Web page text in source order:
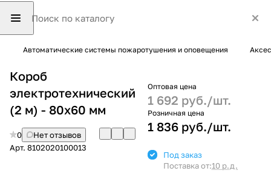
Автоматические системы пожаротушения и оповещения
Короб
электротехнический
(2 м) - 80х60 мм
0
Нет отзывов
Арт. 8102020100013
Оптовая цена
1 692 руб./шт.
Розничная цена
1 836 руб./шт.
Под заказ
Поставка от:10 р.д.